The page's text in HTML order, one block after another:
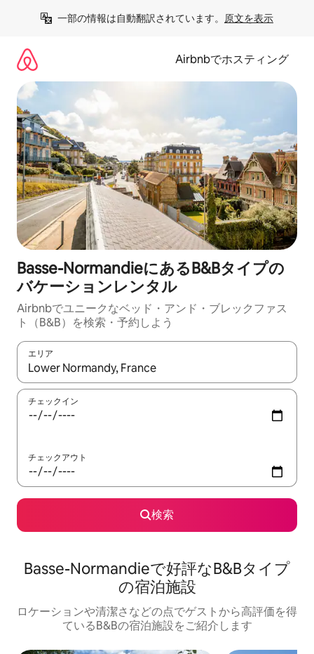
一部の情報は自動翻訳されています。 原文を表示
Airbnbでホスティング
Basse-NormandieにあるB&Bタイプの
バケーションレンタル
Airbnbでユニークなベッド・アンド・ブレックファス
ト（B&B）を検索・予約しよう
エリア
検索結果が表示されたら、上下の矢印キーを使って移動するか
チェックイン
チェックアウト
検索
Basse-Normandieで好評なB&Bタイプ
の宿泊施設
ロケーションや清潔さなどの点でゲストから高評価を得
ているB&Bの宿泊施設をご紹介します